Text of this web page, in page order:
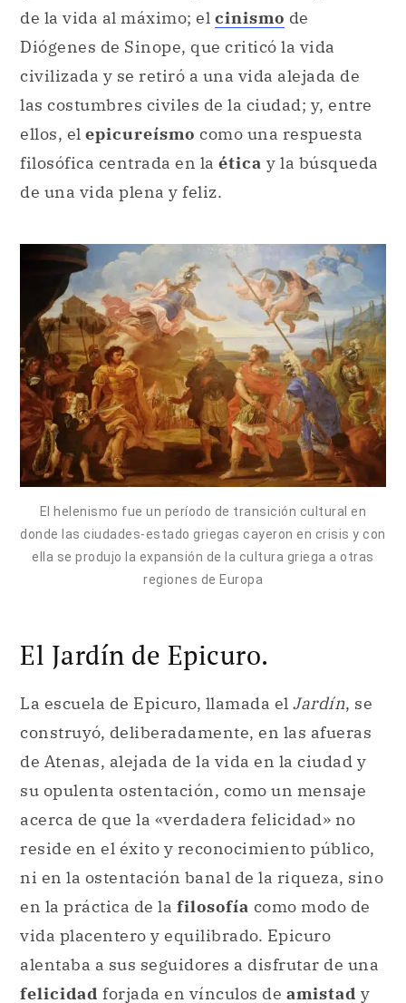
de la vida al máximo; el cinismo de
Diógenes de Sinope, que criticó la vida
civilizada y se retiró a una vida alejada de
las costumbres civiles de la ciudad; y, entre
ellos, el epicureísmo como una respuesta
filosófica centrada en la ética y la búsqueda
de una vida plena y feliz.
El helenismo fue un período de transición cultural en
donde las ciudades-estado griegas cayeron en crisis y con
ella se produjo la expansión de la cultura griega a otras
regiones de Europa
El Jardín de Epicuro.
La escuela de Epicuro, llamada el Jardín, se
construyó, deliberadamente, en las afueras
de Atenas, alejada de la vida en la ciudad y
su opulenta ostentación, como un mensaje
acerca de que la «verdadera felicidad» no
reside en el éxito y reconocimiento público,
ni en la ostentación banal de la riqueza, sino
en la práctica de la filosofía como modo de
vida placentero y equilibrado. Epicuro
alentaba a sus seguidores a disfrutar de una
felicidad forjada en vínculos de amistad y